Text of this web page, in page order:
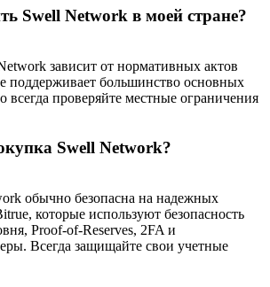
Swell Network в моей стране?
зависит от нормативных актов
поддерживает большинство основных
всегда проверяйте местные ограничения
Swell Network?
обычно безопасна на надежных
которые используют безопасность
Proof-of-Reserves, 2FA и
Всегда защищайте свои учетные